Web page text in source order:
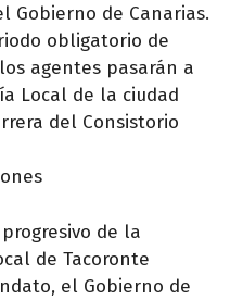
Gobierno de Canarias.
obligatorio de
agentes pasarán a
Local de la ciudad
del Consistorio
de la
de Tacoronte
el Gobierno de